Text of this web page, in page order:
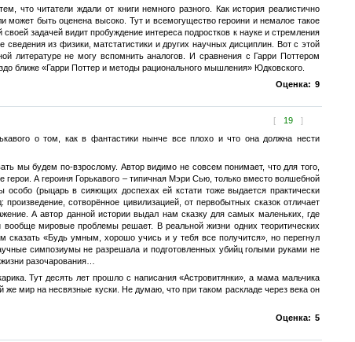
что читатели ждали от книги немного разного. Как история реалистично
быть оценена высоко. Тут и всемогущество героини и немалое такое
задачей видит пробуждение интереса подростков к науке и стремления
из физики, матстатистики и других научных дисциплин. Вот с этой
литературе не могу вспомнить аналогов. И сравнения с Гарри Поттером
ближе «Гарри Поттер и методы рационального мышления» Юдковского.
Оценка: 9
[ 19 ]
о том, как в фантастики нынче все плохо и что она должна нести
мы будем по-взрослому. Автор видимо не совсем понимает, что для того,
А героиня Горькавого – типичная Мэри Сью, только вместо волшебной
(рыцарь в сияющих доспехах ей кстати тоже выдается практически
сотворённое цивилизацией, от первобытных сказок отличает
А автор данной истории выдал нам сказку для самых маленьких, где
мировые проблемы решает. В реальной жизни одних теоритических
сказать «Будь умным, хорошо учись и у тебя все получится», но перегнул
симпозиумы не разрешала и подготовленных убийц голыми руками не
разочарования…
Тут десять лет прошло с написания «Астровитянки», а мама мальчика
мир на несвязные куски. Не думаю, что при таком раскладе через века он
Оценка: 5